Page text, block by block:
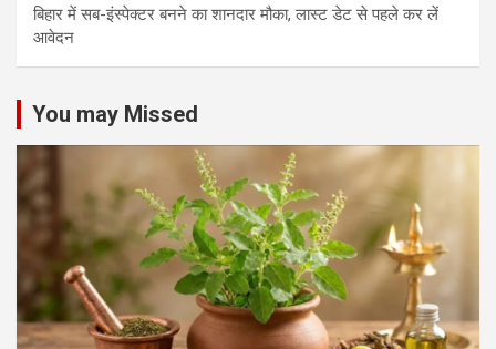
बिहार में सब-इंस्पेक्टर बनने का शानदार मौका, लास्ट डेट से पहले कर लें
आवेदन
You may Missed